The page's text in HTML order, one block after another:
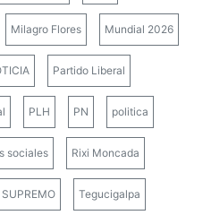
Milagro Flores Mundial 2026
Partido Liberal
PLH PN politica
sociales Rixi Moncada
SUPREMO Tegucigalpa